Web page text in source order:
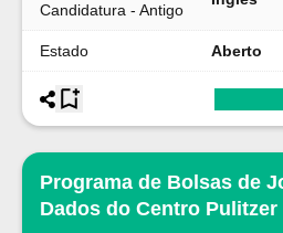
Candidatura - Antigo
Estado Aberto
Programa de Bolsas de
Dados do Centro Pulitzer